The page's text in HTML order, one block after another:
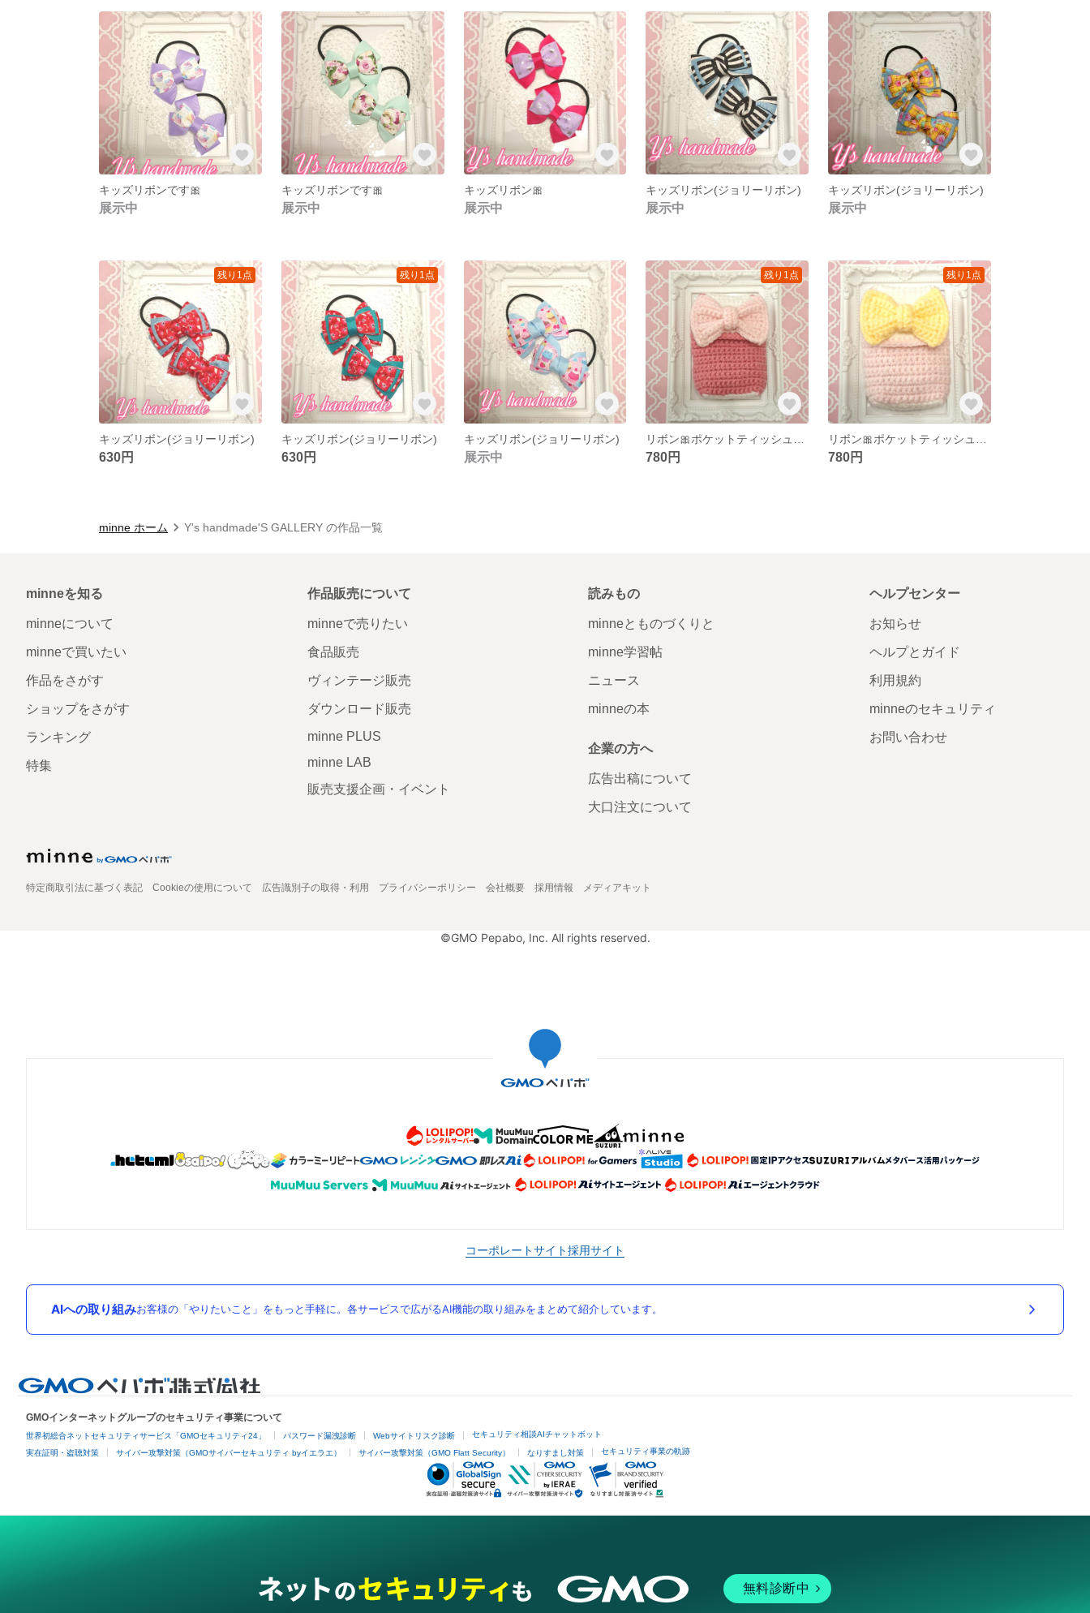
キッズリボンです🎀
展示中
キッズリボンです🎀
展示中
キッズリボン🎀
展示中
キッズリボン(ジョリーリボン)
展示中
キッズリボン(ジョリーリボン)
展示中
残り1点
キッズリボン(ジョリーリボン)
630円
残り1点
キッズリボン(ジョリーリボン)
630円
キッズリボン(ジョリーリボン)
展示中
残り1点
780円
残り1点
780円
minne ホーム Y's handmade'S GALLERY の作品一覧
minneを知る
minneについて
minneで買いたい
作品をさがす
ショップをさがす
ランキング
特集
作品販売について
minneで売りたい
食品販売
ヴィンテージ販売
ダウンロード販売
minne PLUS
minne LAB
販売支援企画・イベント
読みもの
minneとものづくりと
minne学習帖
ニュース
minneの本
企業の方へ
広告出稿について
大口注文について
ヘルプセンター
お知らせ
ヘルプとガイド
利用規約
minneのセキュリティ
お問い合わせ
特定商取引法に基づく表記 Cookieの使用について 広告識別子の取得・利用 プライバシーポリシー 会社概要 採用情報 メディアキット
©GMO Pepabo, Inc. All rights reserved.
コーポレートサイト採用サイト
AIへの取り組みお客様の「やりたいこと」をもっと手軽に。各サービスで広がるAI機能の取り組みをまとめて紹介しています。
GMOインターネットグループのセキュリティ事業について
世界初総合ネットセキュリティサービス「GMOセキュリティ24」 パスワード漏洩診断 Webサイトリスク診断 セキュリティ相談AIチャットボット
実在証明・盗聴対策 サイバー攻撃対策（GMOサイバーセキュリティ byイエラエ） サイバー攻撃対策（GMO Flatt Security） なりすまし対策 セキュリティ事業の軌跡
無料診断中